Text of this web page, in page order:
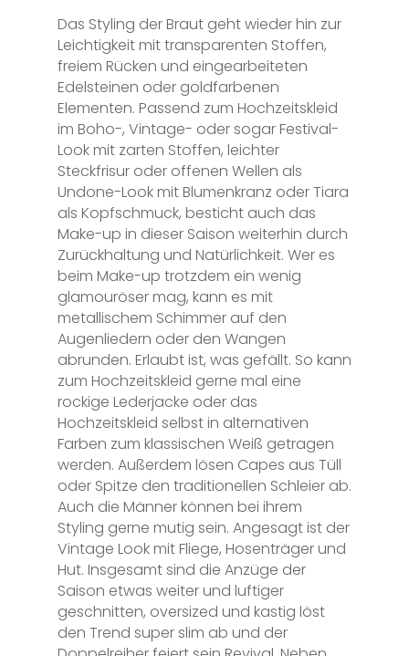
Das Styling der Braut geht wieder hin zur
Leichtigkeit mit transparenten Stoffen,
freiem Rücken und eingearbeiteten
Edelsteinen oder goldfarbenen
Elementen. Passend zum Hochzeitskleid
im Boho-, Vintage- oder sogar Festival-
Look mit zarten Stoffen, leichter
Steckfrisur oder offenen Wellen als
Undone-Look mit Blumenkranz oder Tiara
als Kopfschmuck, besticht auch das
Make-up in dieser Saison weiterhin durch
Zurückhaltung und Natürlichkeit. Wer es
beim Make-up trotzdem ein wenig
glamouröser mag, kann es mit
metallischem Schimmer auf den
Augenliedern oder den Wangen
abrunden. Erlaubt ist, was gefällt. So kann
zum Hochzeitskleid gerne mal eine
rockige Lederjacke oder das
Hochzeitskleid selbst in alternativen
Farben zum klassischen Weiß getragen
werden. Außerdem lösen Capes aus Tüll
oder Spitze den traditionellen Schleier ab.
Auch die Männer können bei ihrem
Styling gerne mutig sein. Angesagt ist der
Vintage Look mit Fliege, Hosenträger und
Hut. Insgesamt sind die Anzüge der
Saison etwas weiter und luftiger
geschnitten, oversized und kastig löst
den Trend super slim ab und der